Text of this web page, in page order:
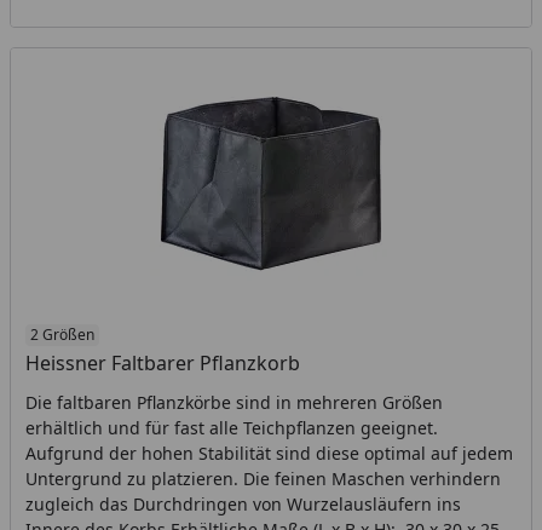
2 Größen
Heissner Faltbarer Pflanzkorb
Die faltbaren Pflanzkörbe sind in mehreren Größen
erhältlich und für fast alle Teichpflanzen geeignet.
Aufgrund der hohen Stabilität sind diese optimal auf jedem
Untergrund zu platzieren. Die feinen Maschen verhindern
zugleich das Durchdringen von Wurzelausläufern ins